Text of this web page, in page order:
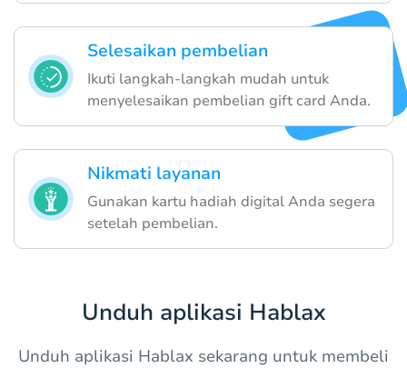
Selesaikan pembelian
Ikuti langkah-langkah mudah untuk
menyelesaikan pembelian gift card Anda.
Nikmati layanan
Gunakan kartu hadiah digital Anda segera
setelah pembelian.
Unduh aplikasi Hablax
Unduh aplikasi Hablax sekarang untuk membeli